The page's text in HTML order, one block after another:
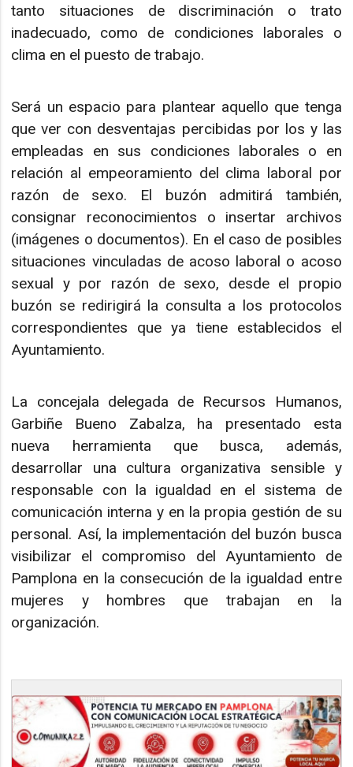
tanto situaciones de discriminación o trato
inadecuado, como de condiciones laborales o
clima en el puesto de trabajo.
Será un espacio para plantear aquello que tenga
que ver con desventajas percibidas por los y las
empleadas en sus condiciones laborales o en
relación al empeoramiento del clima laboral por
razón de sexo. El buzón admitirá también,
consignar reconocimientos o insertar archivos
(imágenes o documentos). En el caso de posibles
situaciones vinculadas de acoso laboral o acoso
sexual y por razón de sexo, desde el propio
buzón se redirigirá la consulta a los protocolos
correspondientes que ya tiene establecidos el
Ayuntamiento.
La concejala delegada de Recursos Humanos,
Garbiñe Bueno Zabalza, ha presentado esta
nueva herramienta que busca, además,
desarrollar una cultura organizativa sensible y
responsable con la igualdad en el sistema de
comunicación interna y en la propia gestión de su
personal. Así, la implementación del buzón busca
visibilizar el compromiso del Ayuntamiento de
Pamplona en la consecución de la igualdad entre
mujeres y hombres que trabajan en la
organización.